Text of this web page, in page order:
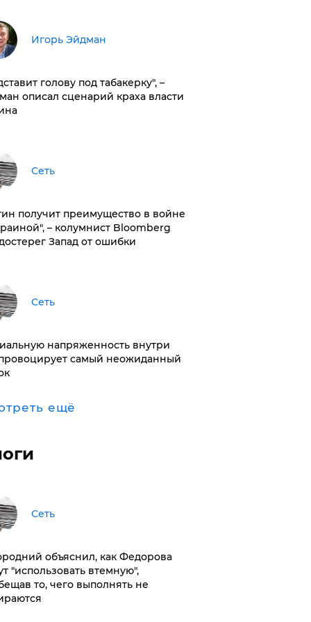
Игорь Эйдман
голову под табакерку", –
описал сценарий краха власти
Сеть
получит преимущество в войне
– колумнист Bloomberg
Запад от ошибки
Сеть
напряженность внутри
самый неожиданный
ещё
Сеть
объяснил, как Федорова
"использовать втемную",
то, чего выполнять не